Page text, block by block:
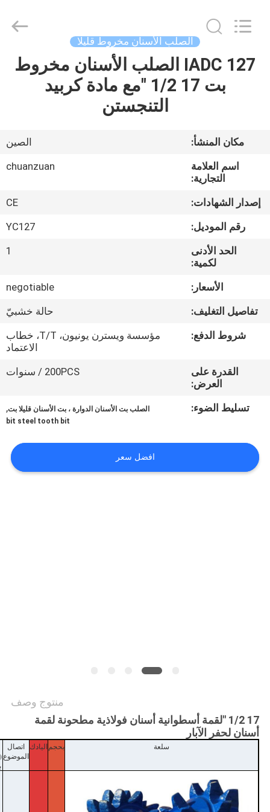
مسكن
معلومات
جولة
المعمل
مراقبة
الجودة
اتصل
اطلب
اقتباس
أخبار
Copyright
tcitriconebit.com.
الصلب الأسنان مخروط قليلا
IADC 127 الصلب الأسنان مخروط
بت 17 1/2 "مع مادة كربيد
التنجستن
مكان المنشأ:
الصين
اسم العلامة
التجارية:
chuanzuan
إصدار الشهادات:
CE
رقم الموديل:
YC127
الحد الأدنى
لكمية:
1
الأسعار:
negotiable
تفاصيل التغليف:
حالة خشبيّ
شروط الدفع:
مؤسسة ويسترن يونيون، T/T، خطاب
الاعتماد
القدرة على
العرض:
200PCS / سنوات
تسليط الضوء: الصلب بت الأسنان الدوارة ، بت الأسنان قليلا بت,
bit steel tooth bit
افضل سعر
منتوج وصف
17 1/2 "لقمة أسطوانية أسنان فولاذية مطحونة لقمة
أسنان لحفر الآبار
سلعة بحجماليادك اتصال
الموضوع